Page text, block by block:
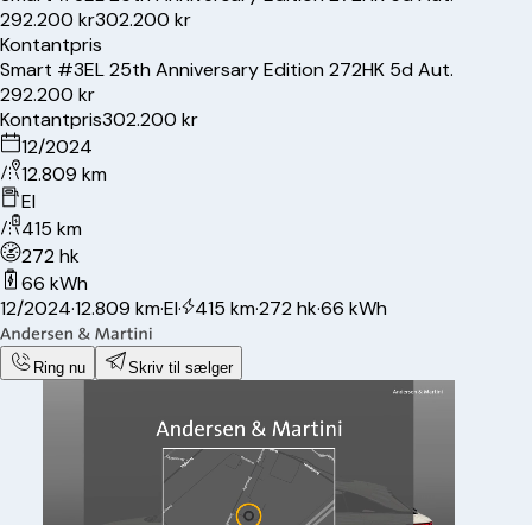
292.200 kr302.200 kr
Kontantpris
Smart #3EL 25th Anniversary Edition 272HK 5d Aut.
292.200 kr
Kontantpris302.200 kr
12/2024
12.809 km
El
415 km
272 hk
66 kWh
12/2024·12.809 km·El· 415 km·272 hk·66 kWh
Ring nu Skriv til sælger